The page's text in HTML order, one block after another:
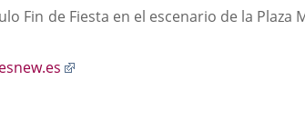
Fin de Fiesta en el escenario de la Plaza